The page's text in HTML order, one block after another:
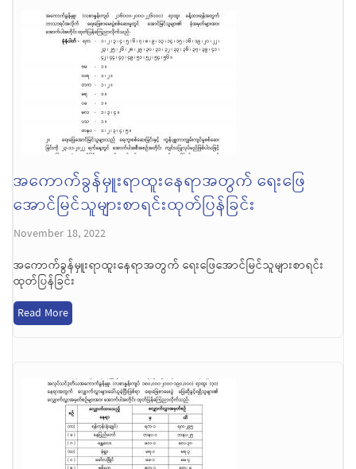
အကောက်ခွန်မှူးရာထူးနေရာအတွက် ရေးဖြေ
အောင်မြင်သူများစာရင်းထုတ်ပြန်ခြင်း
November 18, 2022
အကောက်ခွန်မှူးရာထူးနေရာအတွက် ရေးဖြေအောင်မြင်သူများစာရင်း
ထုတ်ပြန်ခြင်း
Read More